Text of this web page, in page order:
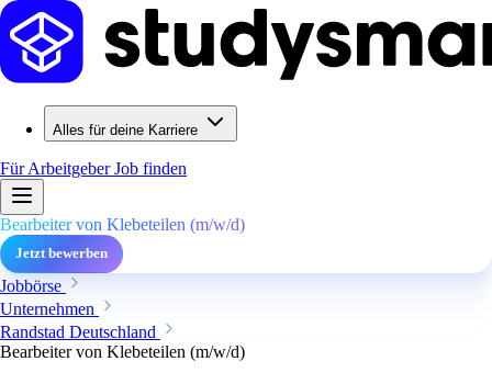
Alles für deine Karriere
Für ArbeitgeberJob finden
Bearbeiter von Klebeteilen (m/w/d)
Jetzt bewerben
Jobbörse
Unternehmen
Randstad Deutschland
Bearbeiter von Klebeteilen (m/w/d)